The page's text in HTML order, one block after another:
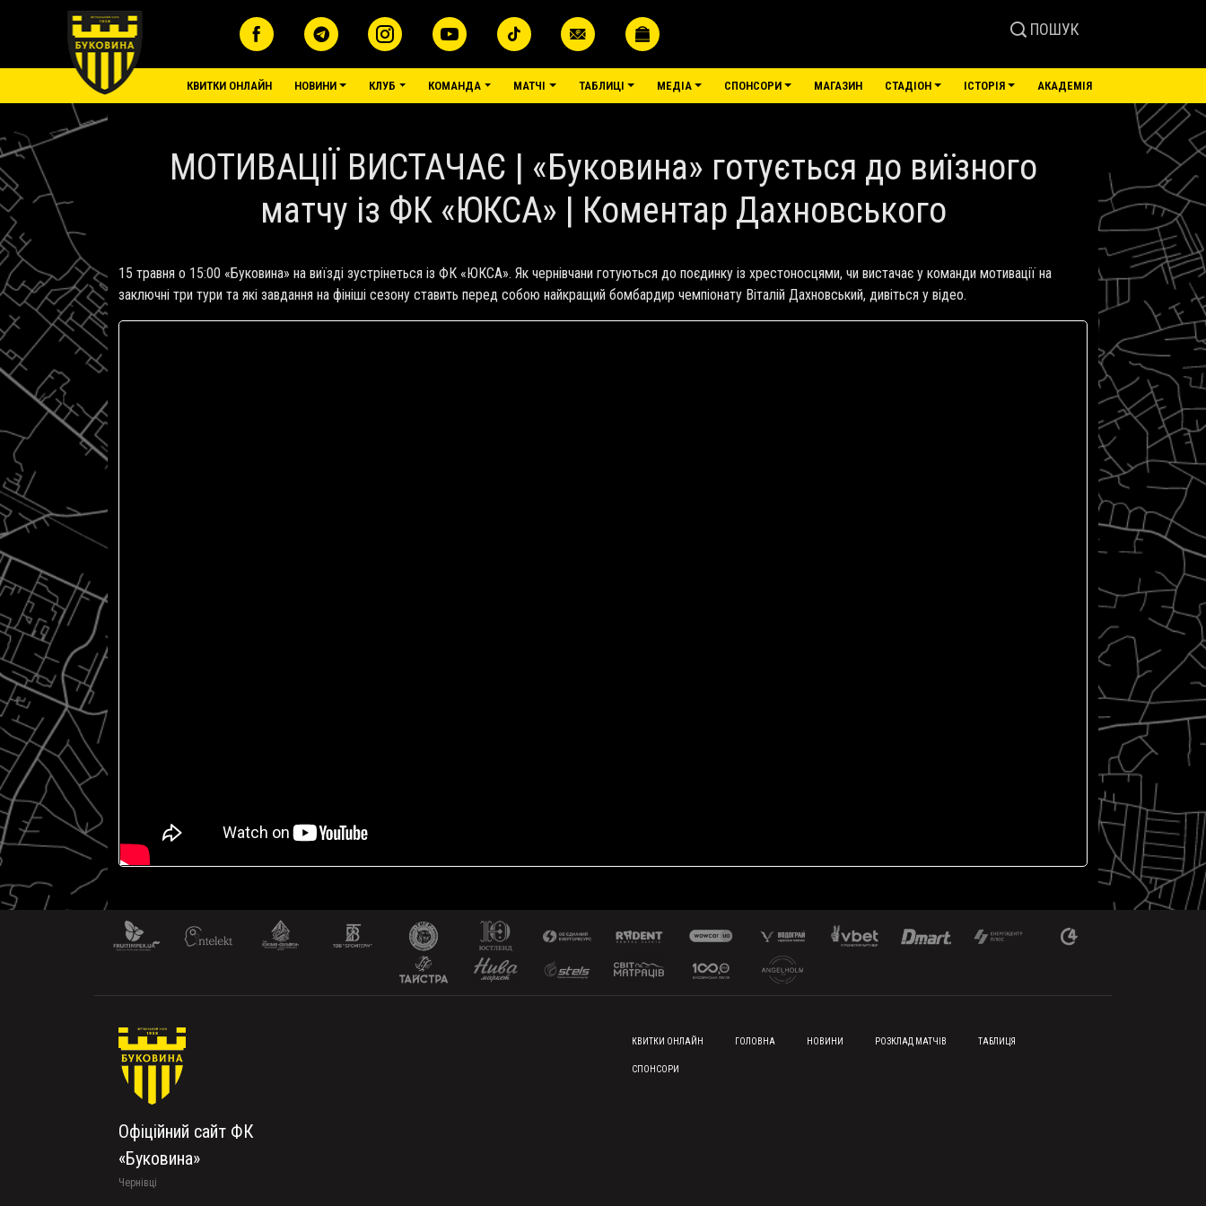
Перейти до основного вмісту
ПОШУК
основне меню
КВИТКИ ОНЛАЙН НОВИНИ КЛУБ КОМАНДА МАТЧІ ТАБЛИЦІ МЕДІА СПОНСОРИ МАГАЗИН СТАДІОН ІСТОРІЯ АКАДЕМІЯ
МОТИВАЦІЇ ВИСТАЧАЄ | «Буковина» готується до виїзного
матчу із ФК «ЮКСА» | Коментар Дахновського
15 травня о 15:00 «Буковина» на виїзді зустрінеться із ФК «ЮКСА». Як чернівчани готуються до поєдинку із хрестоносцями, чи вистачає у команди мотивації на
заключні три тури та які завдання на фініші сезону ставить перед собою найкращий бомбардир чемпіонату Віталій Дахновський, дивіться у відео.
Офіційний сайт ФК
«Буковина»
Чернівці
FOOTER MENU
КВИТКИ ОНЛАЙН ГОЛОВНА НОВИНИ РОЗКЛАД МАТЧІВ ТАБЛИЦЯ
СПОНСОРИ